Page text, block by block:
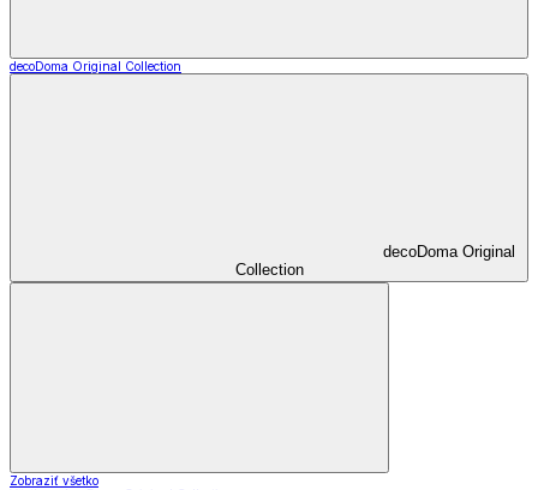
decoDoma Original Collection
decoDoma Original
Collection
Zobraziť všetko